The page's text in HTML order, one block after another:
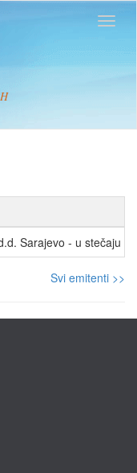
Sarajevo - u stečaju
Svi emitenti >>